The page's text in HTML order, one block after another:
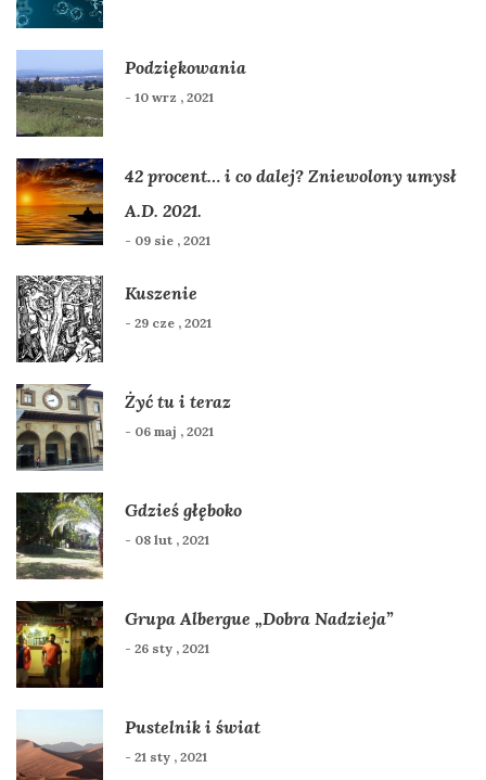
Podziękowania
- 10 wrz , 2021
42 procent… i co dalej? Zniewolony umysł
A.D. 2021.
- 09 sie , 2021
Kuszenie
- 29 cze , 2021
Żyć tu i teraz
- 06 maj , 2021
Gdzieś głęboko
- 08 lut , 2021
Grupa Albergue „Dobra Nadzieja”
- 26 sty , 2021
Pustelnik i świat
- 21 sty , 2021